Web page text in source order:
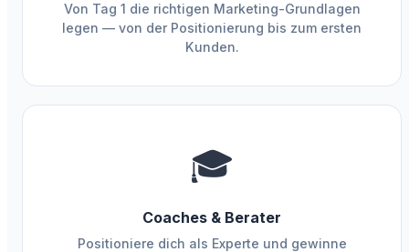
Von Tag 1 die richtigen Marketing-Grundlagen
legen — von der Positionierung bis zum ersten
Kunden.
🎓
Coaches & Berater
Positioniere dich als Experte und gewinne